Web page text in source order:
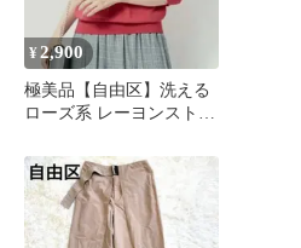
¥2,900
極美品【自由区】洗える
ローズ系 レーヨンストレ